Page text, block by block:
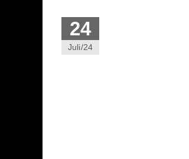
24
Juli/24